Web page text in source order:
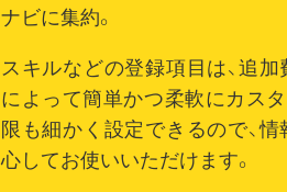
ナビに集約。
スキルなどの登録項目は、追
によって簡単かつ柔軟にカス
限も細かく設定できるので、
心してお使いいただけます。